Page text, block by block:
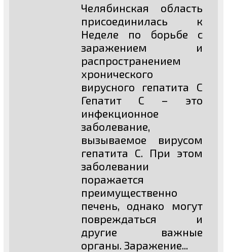
Челябинская область
присоединилась к
Неделе по борьбе с
заражением и
распространением
хронического
вирусного гепатита С
Гепатит С – это
инфекционное
заболевание,
вызываемое вирусом
гепатита С. При этом
заболевании
поражается
преимущественно
печень, однако могут
повреждаться и
другие важные
органы. Заражение...